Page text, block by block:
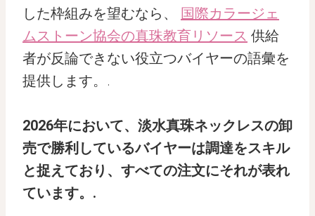
した枠組みを望むなら、 国際カラージェ
ムストーン協会の真珠教育リソース 供給
者が反論できない役立つバイヤーの語彙を
提供します。.
2026年において、淡水真珠ネックレスの卸
売で勝利しているバイヤーは調達をスキル
と捉えており、すべての注文にそれが表れ
ています。.